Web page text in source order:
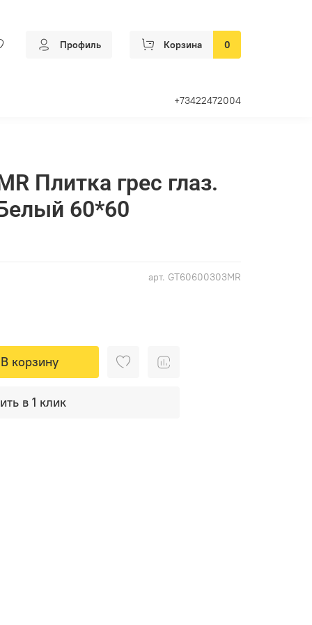
Профиль Корзина 0
+73422472004
арт. GT60600303MR
Плитка грес глаз.
60*60
В корзину
в 1 клик